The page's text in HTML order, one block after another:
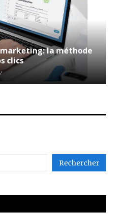
la méthode
clics
Rechercher